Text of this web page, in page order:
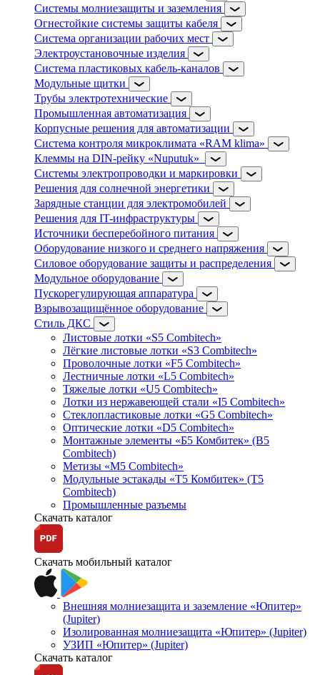
Системы молниезащиты и заземления
Огнестойкие системы защиты кабеля
Система организации рабочих мест
Электроустановочные изделия
Система пластиковых кабель-каналов
Модульные щитки
Трубы электротехнические
Промышленная автоматизация
Корпусные решения для автоматизации
Система контроля микроклимата «RAM klima»
Клеммы на DIN-рейку «Nuputuk»
Системы электропроводки и маркировки
Решения для солнечной энергетики
Зарядные станции для электромобилей
Решения для IT-инфраструктуры
Источники бесперебойного питания
Оборудование низкого и среднего напряжения
Силовое оборудование защиты и распределения
Модульное оборудование
Пускорегулирующая аппаратура
Взрывозащищённое оборудование
Стиль ДКС
Листовые лотки «S5 Combitech»
Лёгкие листовые лотки «S3 Combitech»
Проволочные лотки «F5 Combitech»
Лестничные лотки «L5 Combitech»
Тяжелые лотки «U5 Combitech»
Лотки из нержавеющей стали «I5 Combitech»
Стеклопластиковые лотки «G5 Combitech»
Оптические лотки «D5 Combitech»
Монтажные элементы «Б5 Комбитек» (B5
Combitech)
Метизы «M5 Combitech»
Модульные эстакады «Т5 Комбитек» (T5
Combitech)
Промышленные разъемы
Скачать каталог
Скачать мобильный каталог
Внешняя молниезащита и заземление «Юпитер»
(Jupiter)
Изолированная молниезащита «Юпитер» (Jupiter)
УЗИП «Юпитер» (Jupiter)
Скачать каталог